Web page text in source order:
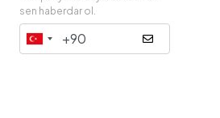
sen haberdar ol.